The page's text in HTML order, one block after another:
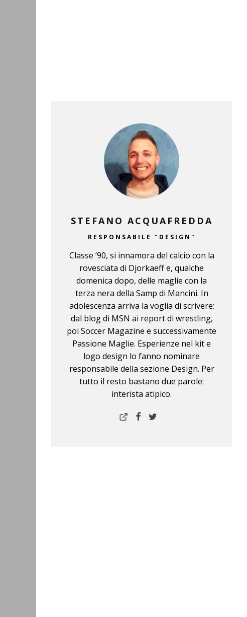
STEFANO ACQUAFREDDA
RESPONSABILE "DESIGN"
Classe ’90, si innamora del calcio con la
rovesciata di Djorkaeff e, qualche
domenica dopo, delle maglie con la
terza nera della Samp di Mancini. In
adolescenza arriva la voglia di scrivere:
dal blog di MSN ai report di wrestling,
poi Soccer Magazine e successivamente
Passione Maglie. Esperienze nel kit e
logo design lo fanno nominare
responsabile della sezione Design. Per
tutto il resto bastano due parole:
interista atipico.